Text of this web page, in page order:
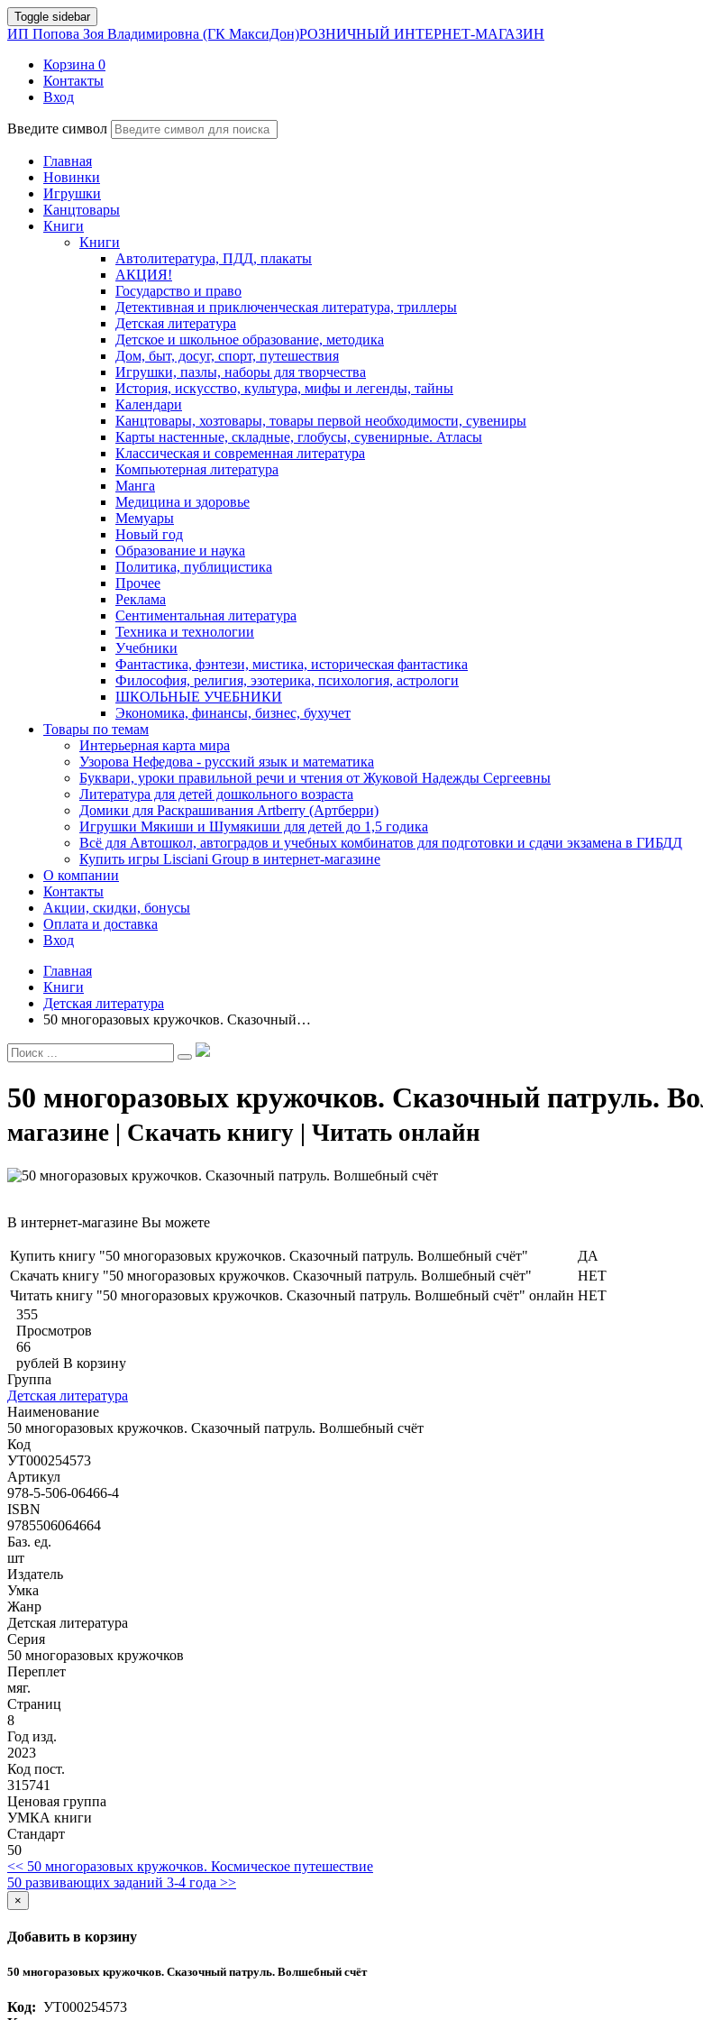
Toggle sidebar
ИП Попова Зоя Владимировна (ГК МаксиДон)РОЗНИЧНЫЙ ИНТЕРНЕТ-МАГАЗИН
Корзина 0
Контакты
Вход
Введите символ
Главная
Новинки
Игрушки
Канцтовары
Книги
Книги
Автолитература, ПДД, плакаты
АКЦИЯ!
Государство и право
Детективная и приключенческая литература, триллеры
Детская литература
Детское и школьное образование, методика
Дом, быт, досуг, спорт, путешествия
Игрушки, пазлы, наборы для творчества
История, искусство, культура, мифы и легенды, тайны
Календари
Канцтовары, хозтовары, товары первой необходимости, сувениры
Карты настенные, складные, глобусы, сувенирные. Атласы
Классическая и современная литература
Компьютерная литература
Манга
Медицина и здоровье
Мемуары
Новый год
Образование и наука
Политика, публицистика
Прочее
Реклама
Сентиментальная литература
Техника и технологии
Учебники
Фантастика, фэнтези, мистика, историческая фантастика
Философия, религия, эзотерика, психология, астрологи
ШКОЛЬНЫЕ УЧЕБНИКИ
Экономика, финансы, бизнес, бухучет
Товары по темам
Интерьерная карта мира
Узорова Нефедова - русский язык и математика
Буквари, уроки правильной речи и чтения от Жуковой Надежды Сергеевны
Литература для детей дошкольного возраста
Домики для Раскрашивания Artberry (Артберри)
Игрушки Мякиши и Шумякиши для детей до 1,5 годика
Всё для Автошкол, автоградов и учебных комбинатов для подготовки и сдачи экзамена в ГИБДД
Купить игры Lisciani Group в интернет-магазине
О компании
Контакты
Акции, скидки, бонусы
Оплата и доставка
Вход
Главная
Книги
Детская литература
50 многоразовых кружочков. Сказочный…
50 многоразовых кружочков. Сказочный патруль.
магазине | Скачать книгу | Читать онлайн
В интернет-магазине Вы можете
Купить книгу "50 многоразовых кружочков. Сказочный патруль. Волшебный счёт"
ДА
Скачать книгу "50 многоразовых кружочков. Сказочный патруль. Волшебный счёт"
НЕТ
Читать книгу "50 многоразовых кружочков. Сказочный патруль. Волшебный счёт" онлайн НЕТ
355
Просмотров
66
рублей В корзину
Группа
Детская литература
Наименование
50 многоразовых кружочков. Сказочный патруль. Волшебный счёт
Код
УТ000254573
Артикул
978-5-506-06466-4
ISBN
9785506064664
Баз. ед.
шт
Издатель
Умка
Жанр
Детская литература
Серия
50 многоразовых кружочков
Переплет
мяг.
Страниц
8
Год изд.
2023
Код пост.
315741
Ценовая группа
УМКА книги
Стандарт
50
<< 50 многоразовых кружочков. Космическое путешествие
50 развивающих заданий 3-4 года >>
×
Добавить в корзину
50 многоразовых кружочков. Сказочный патруль. Волшебный счёт
Код: УТ000254573